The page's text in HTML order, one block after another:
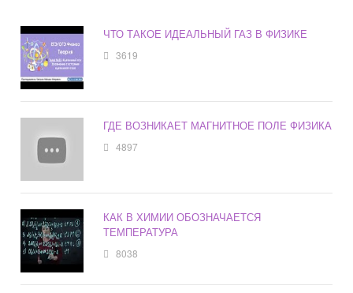
ЧТО ТАКОЕ ИДЕАЛЬНЫЙ ГАЗ В ФИЗИКЕ
3619
ГДЕ ВОЗНИКАЕТ МАГНИТНОЕ ПОЛЕ ФИЗИКА
4897
КАК В ХИМИИ ОБОЗНАЧАЕТСЯ
ТЕМПЕРАТУРА
8038